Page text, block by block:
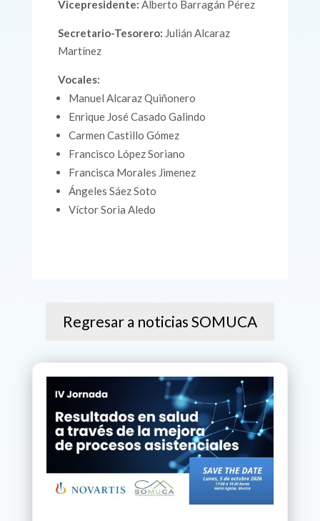
Vicepresidente: Alberto Barragán Pérez
Secretario-Tesorero: Julián Alcaraz
Martínez
Vocales:
Manuel Alcaraz Quiñonero
Enrique José Casado Galindo
Carmen Castillo Gómez
Francisco López Soriano
Francisca Morales Jimenez
Ángeles Sáez Soto
Víctor Soria Aledo
Regresar a noticias SOMUCA